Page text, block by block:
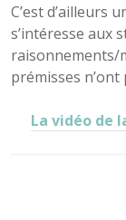
C’est d’ailleurs
s’intéresse aux
raisonnements/
prémisses
La vidéo de